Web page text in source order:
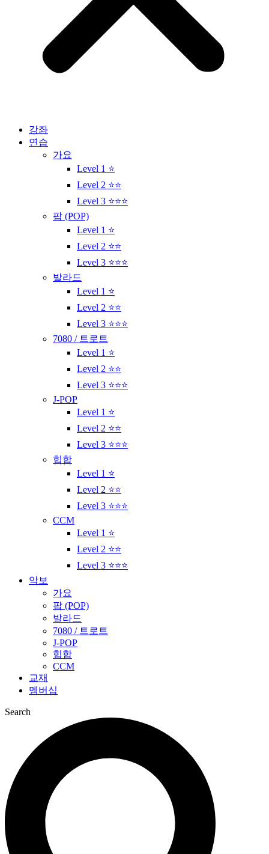
강좌
연습
가요
Level 1 ⭐
Level 2 ⭐⭐
Level 3 ⭐⭐⭐
팝 (POP)
Level 1 ⭐
Level 2 ⭐⭐
Level 3 ⭐⭐⭐
발라드
Level 1 ⭐
Level 2 ⭐⭐
Level 3 ⭐⭐⭐
7080 / 트로트
Level 1 ⭐
Level 2 ⭐⭐
Level 3 ⭐⭐⭐
J-POP
Level 1 ⭐
Level 2 ⭐⭐
Level 3 ⭐⭐⭐
힙합
Level 1 ⭐
Level 2 ⭐⭐
Level 3 ⭐⭐⭐
CCM
Level 1 ⭐
Level 2 ⭐⭐
Level 3 ⭐⭐⭐
악보
가요
팝 (POP)
발라드
7080 / 트로트
J-POP
힙합
CCM
교재
멤버십
Search